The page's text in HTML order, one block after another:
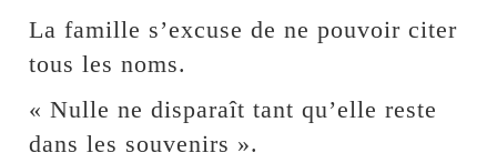
La famille s’excuse de ne pouvoir citer
tous les noms.
« Nulle ne disparaît tant qu’elle reste
dans les souvenirs ».